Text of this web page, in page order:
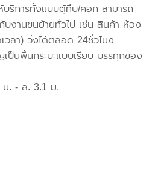
ริการทั้งแบบตู้ทึบ/คอก สามารถ
บงานขนย้ายทั่วไป เช่น สินค้า ห้อง
ลา) วิ่งได้ตลอด 24ชั่วโมง
ป็นพื้นกระบะแบบเรียบ บรรทุกของ
. - ล. 3.1 ม.